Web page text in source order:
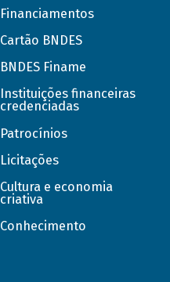
Financiamentos
Cartão BNDES
BNDES Finame
Instituições financeiras
credenciadas
Patrocínios
Licitações
Cultura e economia
criativa
Conhecimento